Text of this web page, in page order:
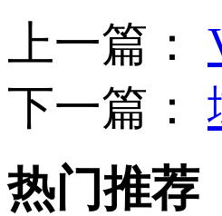
上一篇：
下一篇：
热门推荐